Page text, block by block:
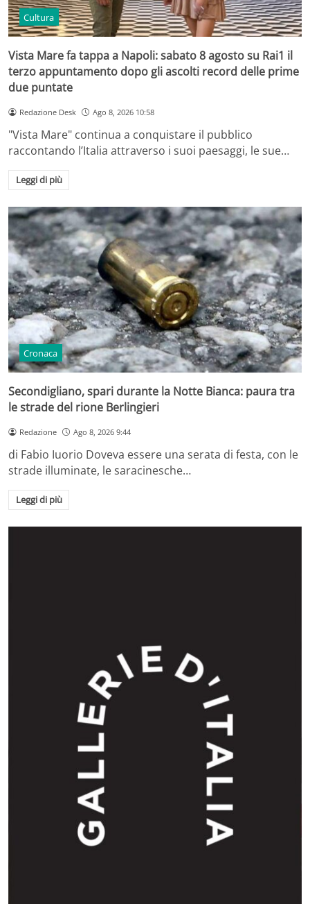
Cultura
Vista Mare fa tappa a Napoli: sabato 8 agosto su Rai1 il
terzo appuntamento dopo gli ascolti record delle prime
due puntate
Redazione Desk Ago 8, 2026 10:58
"Vista Mare" continua a conquistare il pubblico
raccontando l’Italia attraverso i suoi paesaggi, le sue…
Leggi di più
Cronaca
Secondigliano, spari durante la Notte Bianca: paura tra
le strade del rione Berlingieri
Redazione Ago 8, 2026 9:44
di Fabio Iuorio Doveva essere una serata di festa, con le
strade illuminate, le saracinesche…
Leggi di più